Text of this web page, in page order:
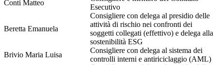
Conti Matteo
Esecutivo
Beretta Emanuela
Consigliere con delega al presidio delle
attività di rischio nei confronti dei
soggetti collegati (effettivo) e delega alla
sostenibilità ESG
Brivio Maria Luisa
Consigliere con delega al sistema dei
controlli interni e antiriciclaggio (AML)